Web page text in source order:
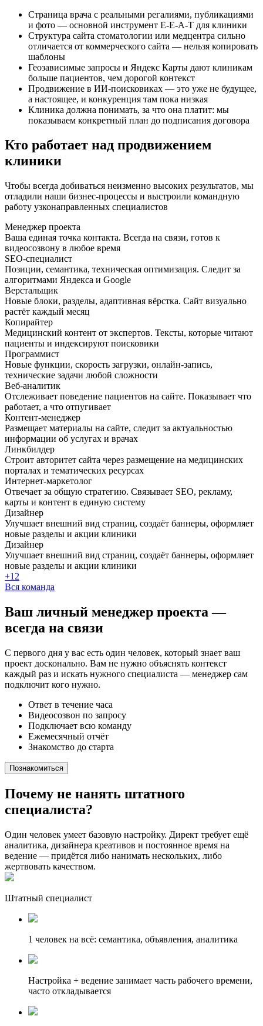
Страница врача с реальными регалиями, публикациями
и фото — основной инструмент E-E-A-T для клиники
Структура сайта стоматологии или медцентра сильно
отличается от коммерческого сайта — нельзя копировать
шаблоны
Геозависимые запросы и Яндекс Карты дают клиникам
больше пациентов, чем дорогой контекст
Продвижение в ИИ-поисковиках — это уже не будущее,
а настоящее, и конкуренция там пока низкая
Клиника должна понимать, за что она платит: мы
показываем конкретный план до подписания договора
Кто работает над продвижением
клиники
Чтобы всегда добиваться неизменно высоких результатов, мы
отладили наши бизнес-процессы и выстроили командную
работу узконаправленных специалистов
Менеджер проекта
Ваша единая точка контакта. Всегда на связи, готов к
видеосозвону в любое время
SEO-специалист
Позиции, семантика, техническая оптимизация. Следит за
алгоритмами Яндекса и Google
Верстальщик
Новые блоки, разделы, адаптивная вёрстка. Сайт визуально
растёт каждый месяц
Копирайтер
Медицинский контент от экспертов. Тексты, которые читают
пациенты и индексируют поисковики
Программист
Новые функции, скорость загрузки, онлайн-запись,
технические задачи любой сложности
Веб-аналитик
Отслеживает поведение пациентов на сайте. Показывает что
работает, а что отпугивает
Контент-менеджер
Размещает материалы на сайте, следит за актуальностью
информации об услугах и врачах
Линкбилдер
Строит авторитет сайта через размещение на медицинских
порталах и тематических ресурсах
Интернет-маркетолог
Отвечает за общую стратегию. Связывает SEO, рекламу,
карты и контент в единую систему
Дизайнер
Улучшает внешний вид страниц, создаёт баннеры, оформляет
новые разделы и акции клиники
Дизайнер
Улучшает внешний вид страниц, создаёт баннеры, оформляет
новые разделы и акции клиники
+12
Вся команда
Ваш личный менеджер проекта —
всегда на связи
С первого дня у вас есть один человек, который знает ваш
проект досконально. Вам не нужно объяснять контекст
каждый раз и искать нужного специалиста — менеджер сам
подключит кого нужно.
Ответ в течение часа
Видеосозвон по запросу
Подключает всю команду
Ежемесячный отчёт
Знакомство до старта
Познакомиться
Почему не нанять штатного
специалиста?
Один человек умеет базовую настройку. Директ требует ещё
аналитика, дизайнера креативов и постоянное время на
ведение — придётся либо нанимать нескольких, либо
жертвовать качеством.
Штатный специалист
1 человек на всё: семантика, объявления, аналитика
Настройка + ведение занимает часть рабочего времени,
часто откладывается